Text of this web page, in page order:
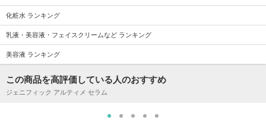
化粧水 ランキング
乳液・美容液・フェイスクリームなど ランキング
美容液 ランキング
この商品を高評価している人のおすすめ
ジェニフィック アルティメ セラム